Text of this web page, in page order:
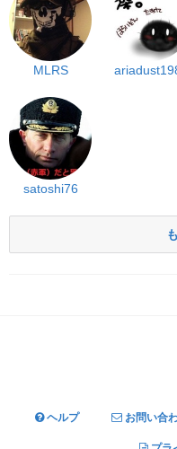
MLRS
satoshi76
ヘルプ お問い合